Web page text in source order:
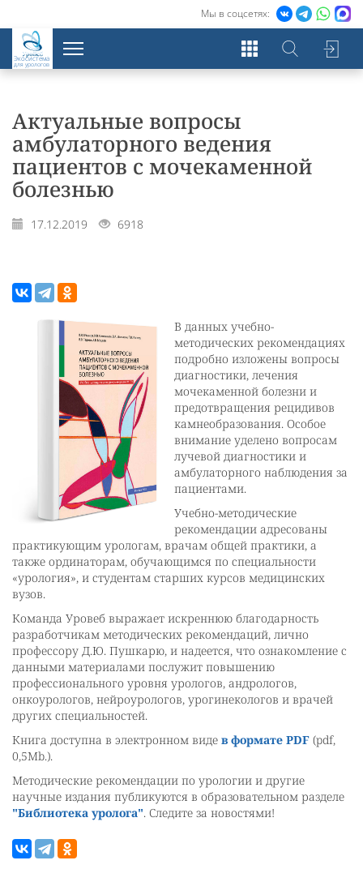
Мы в соцсетях:
Экосистема
для урологов
Актуальные вопросы
амбулаторного ведения
пациентов с мочекаменной
болезнью
17.12.2019 6918
В данных учебно-
методических рекомендациях
подробно изложены вопросы
диагностики, лечения
мочекаменной болезни и
предотвращения рецидивов
камнеобразования. Особое
внимание уделено вопросам
лучевой диагностики и
амбулаторного наблюдения за
пациентами.
Учебно-методические
рекомендации адресованы
практикующим урологам, врачам общей практики, а
также ординаторам, обучающимся по специальности
«урология», и студентам старших курсов медицинских
вузов.
Команда Уровеб выражает искреннюю благодарность
разработчикам методических рекомендаций, лично
профессору Д.Ю. Пушкарю, и надеется, что ознакомление с
данными материалами послужит повышению
профессионального уровня урологов, андрологов,
онкоурологов, нейроурологов, урогинекологов и врачей
других специальностей.
Книга доступна в электронном виде в формате PDF (pdf,
0,5Mb.).
Методические рекомендации по урологии и другие
научные издания публикуются в образовательном разделе
"Библиотека уролога". Следите за новостями!